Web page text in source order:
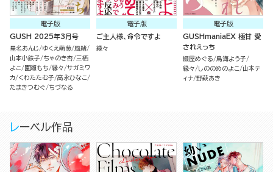
電子版
GUSH 2025年3月号
星名あんじ ゆくえ萌葱 風緒
山本小鉄子 ちゃのき杏 三栖
よこ
園瀬もち 縁々 サガミワ
カ
くわたたむ子 高永ひなこ
たまきつむぐ
ちづなる
電子版
ご主人様、命令ですよ
縁々
電子版
GUSHmaniaEX 極甘 愛
されえっち
綴屋めぐる
鳥海よう子
縁々
しののめのよこ
山本テ
ィナ 野萩あき
レーベル作品